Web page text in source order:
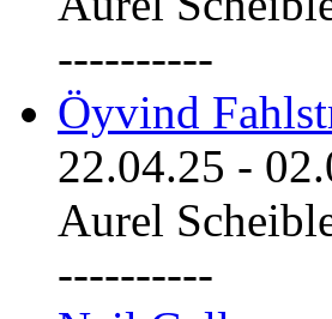
----------
Öyvind
22.04.25 -
Aurel
----------